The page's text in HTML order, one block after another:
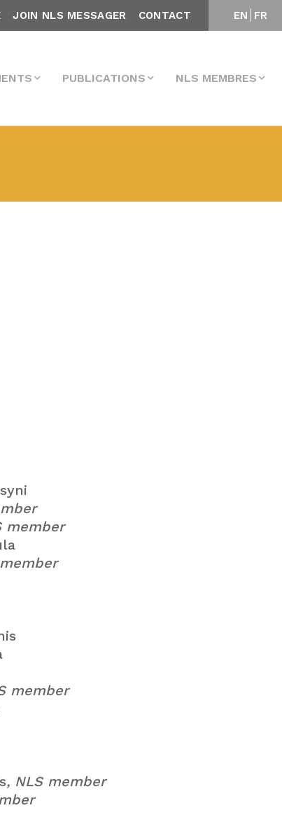
EN FR
JOIN NLS MESSAGER CONTACT
PUBLICATIONS NLS MEMBRES
member
member
, NLS member